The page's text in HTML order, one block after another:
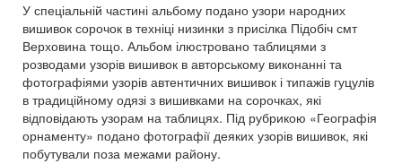
У спеціальній частині альбому подано узори народних
вишивок сорочок в техніці низинки з присілка Підобіч смт
Верховина тощо. Альбом ілюстровано таблицями з
розводами узорів вишивок в авторському виконанні та
фотографіями узорів автентичних вишивок і типажів гуцулів
в традиційному одязі з вишивками на сорочках, які
відповідають узорам на таблицях. Під рубрикою «Географія
орнаменту» подано фотографії деяких узорів вишивок, які
побутували поза межами району.